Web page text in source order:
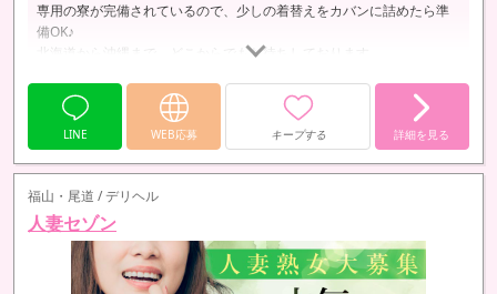
専用の寮が完備されているので、少しの着替えをカバンに詰めたら準
備OK♪
北海道から沖縄まで、どこからでもお待ちしております。
２回目も大丈夫かな？と思う方もお気軽にご相談ください( ⑉¯ ꇴ ¯⑉ )
LINE WEB応募 キープする 詳細を見る
福山・尾道 / デリヘル
人妻セゾン